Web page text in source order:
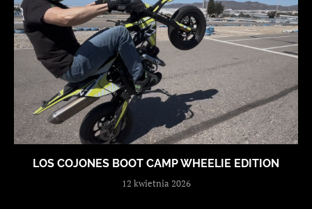
LOS COJONES BOOT CAMP WHEELIE EDITION
12 kwietnia 2026